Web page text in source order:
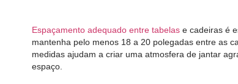
Espaçamento adequado entre tabelas e cadeiras é
mantenha pelo menos 18 a 20 polegadas entre as
medidas ajudam a criar uma atmosfera de jantar
espaço.